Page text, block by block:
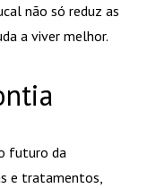
não só reduz as
a viver melhor.
futuro da
e tratamentos,